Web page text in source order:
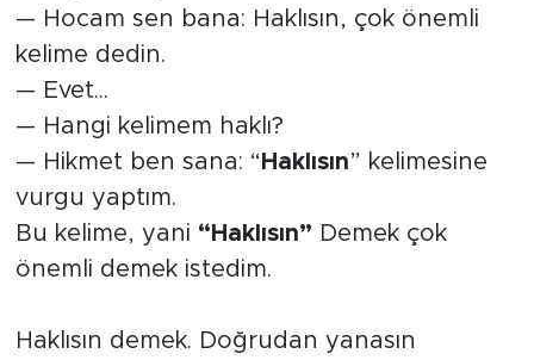
— Hocam sen bana: Haklısın, çok önemli
kelime dedin.
— Evet...
— Hangi kelimem haklı?
— Hikmet ben sana: “ Haklısın” kelimesine
vurgu yaptım.
Bu kelime, yani “Haklısın” Demek çok
önemli demek istedim.
Haklısın demek. Doğrudan yanasın
Resmi İlanlar
Foto Şaka
Teknoloji
Politika